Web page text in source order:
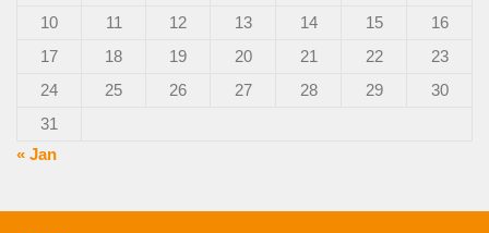
10
11 12 13 14 15
16
17
18 19 20 21 22
23
24
25 26 27 28 29
30
31
« Jan